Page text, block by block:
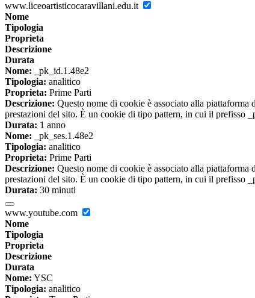
www.liceoartisticocaravillani.edu.it
Nome
Tipologia
Proprieta
Descrizione
Durata
Nome: _pk_id.1.48e2
Tipologia: analitico
Proprieta: Prime Parti
Descrizione: Questo nome di cookie è associato alla
prestazioni del sito. È un cookie di tipo pattern, in cui il prefisso
Durata: 1 anno
Nome: _pk_ses.1.48e2
Tipologia: analitico
Proprieta: Prime Parti
Descrizione: Questo nome di cookie è associato alla
prestazioni del sito. È un cookie di tipo pattern, in cui il prefisso
Durata: 30 minuti
www.youtube.com
Nome
Tipologia
Proprieta
Descrizione
Durata
Nome: YSC
Tipologia: analitico